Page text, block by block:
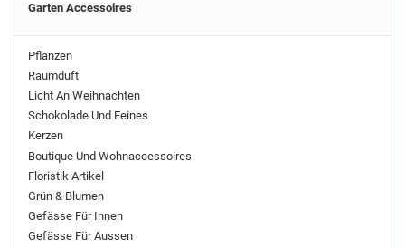
Garten Accessoires
Pflanzen
Raumduft
Licht An Weihnachten
Schokolade Und Feines
Kerzen
Boutique Und Wohnaccessoires
Floristik Artikel
Grün & Blumen
Gefässe Für Innen
Gefässe Für Aussen